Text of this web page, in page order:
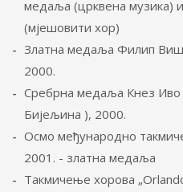
медаља (црквена музика)
(мјешовити хор)
Златна медаља Филип
2000.
Сребрна медаља Кнез
Бијељина ), 2000.
Осмо међународно
2001. - златна медаља
Такмичење хорова